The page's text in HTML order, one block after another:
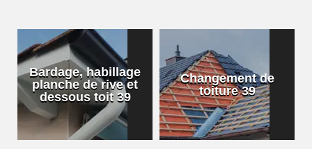
Bardage, habillage
planche de rive et
dessous toit 39
Changement de
toiture 39